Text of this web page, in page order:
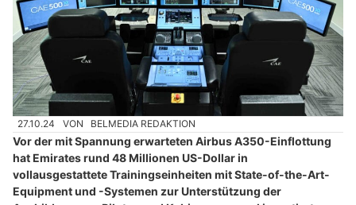
27.10.24 VON BELMEDIA REDAKTION
Vor der mit Spannung erwarteten Airbus A350-Einflottung
hat Emirates rund 48 Millionen US-Dollar in
vollausgestattete Trainingseinheiten mit State-of-the-Art-
Equipment und -Systemen zur Unterstützung der